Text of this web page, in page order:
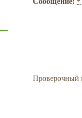
Проверочный